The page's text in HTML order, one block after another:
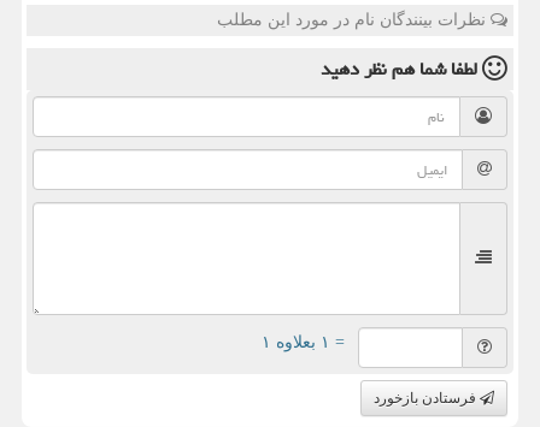
نظرات بینندگان نام در مورد این مطلب
لطفا شما همنظر دهید
= ۱ بعلاوه ۱
فرستادن بازخورد